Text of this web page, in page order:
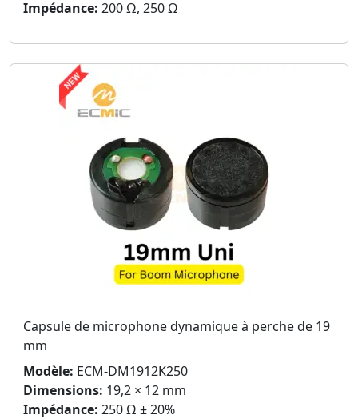
Impédance: 200 Ω, 250 Ω
Capsule de microphone dynamique à perche de 19
mm
Modèle: ECM-DM1912K250
Dimensions: 19,2 × 12 mm
Impédance: 250 Ω ± 20%